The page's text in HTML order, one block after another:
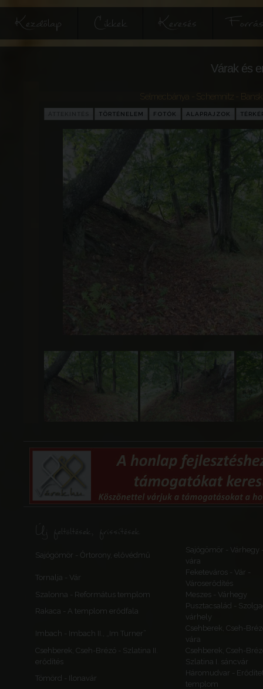
Kezdőlap Cikkek Keresés
Várak és
Selmecbánya - Schemnitz -
TÖRTÉNELEM FOTÓK ALAPRAJZOK
Új feltöltések, frissítések
Sajógömör - Őrtorony, elővédmű
Sajógömör - Várhegy
vára
Tornalja - Vár
Feketeváros - Vár -
Városerődítés
Szalonna - Református templom
Meszes - Várhegy
Rakaca - A templom erődfala
Pusztacsalád -
várhely
Imbach - Imbach II., „Im Turner”
Csehberek, Cseh-
vára
Csehberek, Cseh-Brézó - Szlatina II.
erődítés
Csehberek, Cseh-
Szlatina I. sáncvár
Tömörd - Ilonavár
Háromudvar -
templom